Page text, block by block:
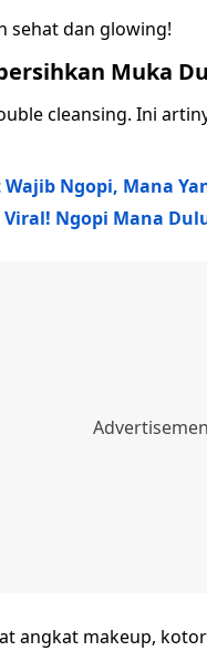
sehat dan glowing!
Muka
cleansing. Ini
Ngopi, Mana
Ngopi Mana
angkat makeup,